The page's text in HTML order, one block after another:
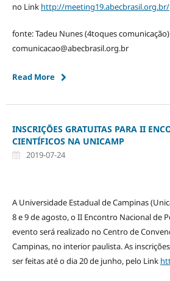
no Link http://meeting19.abecbrasil.org.br/
fonte: Tadeu Nunes (4toques comunicação)
comunicacao@abecbrasil.org.br
Read More
INSCRIÇÕES GRATUITAS PARA II
CIENTÍFICOS NA UNICAMP
2019-07-24
A Universidade Estadual de Campinas
8 e 9 de agosto, o II Encontro Nacional de
evento será realizado no Centro de
Campinas, no interior paulista. As
ser feitas até o dia 20 de junho, pelo Link